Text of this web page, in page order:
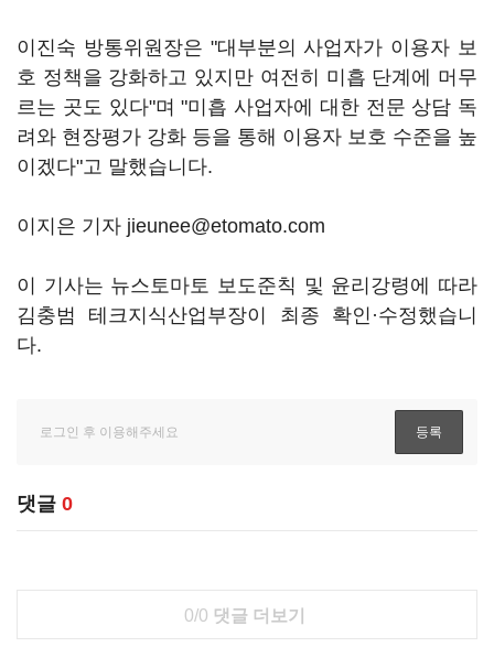
이진숙 방통위원장은 "대부분의 사업자가 이용자 보
호 정책을 강화하고 있지만 여전히 미흡 단계에 머무
르는 곳도 있다"며 "미흡 사업자에 대한 전문 상담 독
려와 현장평가 강화 등을 통해 이용자 보호 수준을 높
이겠다"고 말했습니다.
이지은 기자 jieunee@etomato.com
이 기사는 뉴스토마토 보도준칙 및 윤리강령에 따라
김충범 테크지식산업부장이 최종 확인·수정했습니
다.
댓글 0
0/0 댓글 더보기